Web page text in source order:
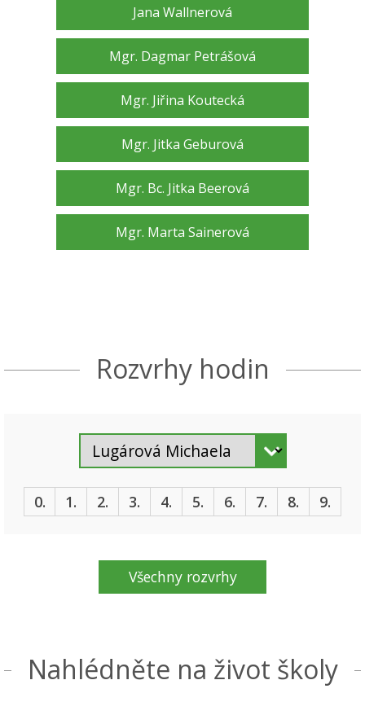
Jana Wallnerová
Mgr. Dagmar Petrášová
Mgr. Jiřina Koutecká
Mgr. Jitka Geburová
Mgr. Bc. Jitka Beerová
Mgr. Marta Sainerová
Rozvrhy hodin
0. 1. 2. 3. 4. 5. 6. 7. 8. 9.
Všechny rozvrhy
Nahlédněte na život školy